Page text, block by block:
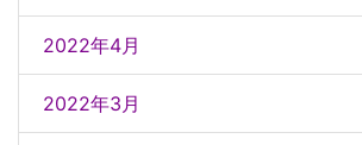
2022年4月
2022年3月